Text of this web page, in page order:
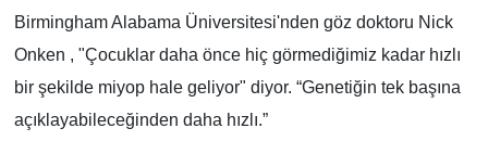
Birmingham Alabama Üniversitesi'nden göz doktoru Nick
Onken , "Çocuklar daha önce hiç görmediğimiz kadar hızlı
bir şekilde miyop hale geliyor" diyor. “Genetiğin tek başına
açıklayabileceğinden daha hızlı.”